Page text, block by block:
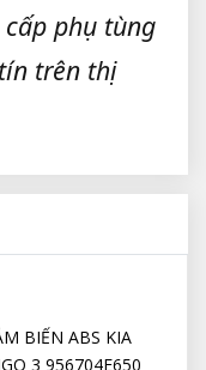
cấp phụ tùng
trên thị